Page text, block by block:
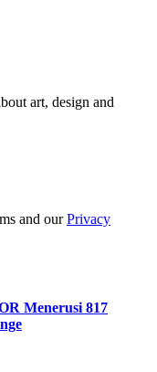
art, design and
and ourPrivacy
Menerusi 817